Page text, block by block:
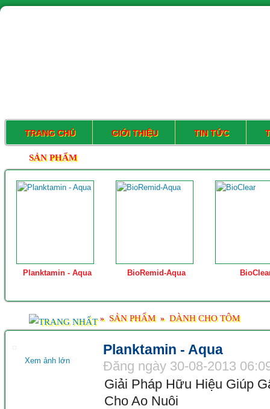
TRANG CHỦ GIỚI THIỆU TIN TỨC
SẢN PHẨM
Planktamin - Aqua BioRemid-Aqua
» SẢN PHẨM » DÀNH CHO TÔM
Xem ảnh lớn
Planktamin - Aqua
Đăng ngày 30-08-2013
Giải Pháp Hữu Hiệu Giúp
Cho Ao Nuôi